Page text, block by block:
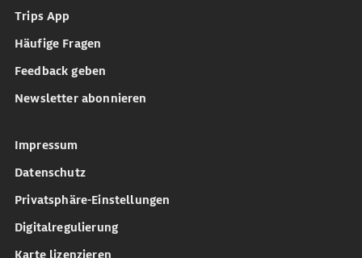
Trips App
Häufige Fragen
Feedback geben
Newsletter abonnieren
Impressum
Datenschutz
Privatsphäre-Einstellungen
Digitalregulierung
Karte lizenzieren